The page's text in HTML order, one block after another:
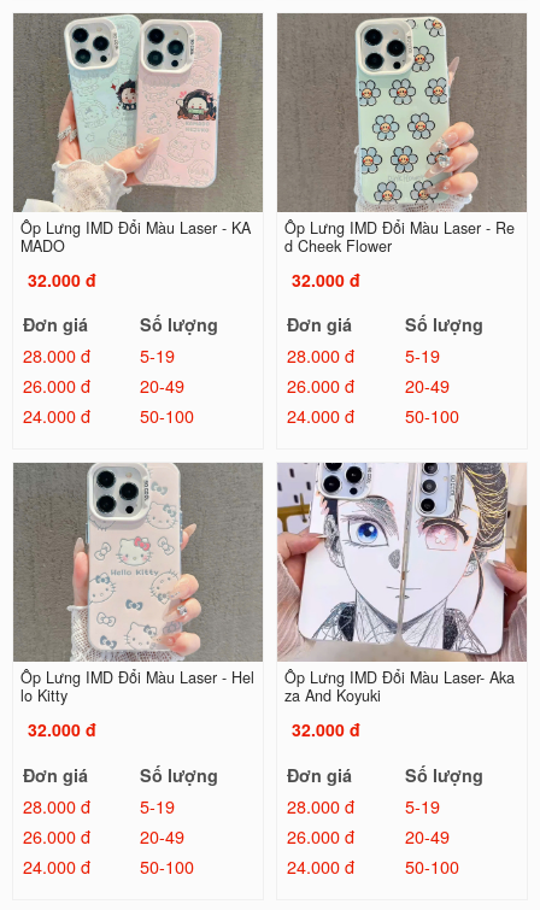
Ốp Lưng IMD Đổi Màu Laser - KA
MADO
32.000 đ
Đơn giá
Số lượng
28.000 đ
5-19
26.000 đ
20-49
24.000 đ
50-100
Ốp Lưng IMD Đổi Màu Laser - Re
d Cheek Flower
32.000 đ
Đơn giá
Số lượng
28.000 đ
5-19
26.000 đ
20-49
24.000 đ
50-100
Ốp Lưng IMD Đổi Màu Laser - Hel
lo Kitty
32.000 đ
Đơn giá
Số lượng
28.000 đ
5-19
26.000 đ
20-49
24.000 đ
50-100
Ốp Lưng IMD Đổi Màu Laser- Aka
za And Koyuki
32.000 đ
Đơn giá
Số lượng
28.000 đ
5-19
26.000 đ
20-49
24.000 đ
50-100